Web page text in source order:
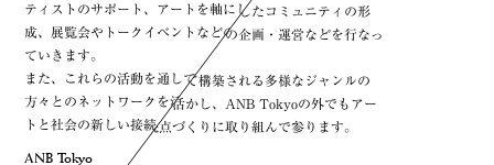
ティストのサポート、アートを軸にしたコミュニティの形
成、展覧会やトークイベントなどの企画・運営などを行なっ
ていきます。
また、これらの活動を通して構築される多様なジャンルの
方々とのネットワークを活かし、ANB Tokyoの外でもアー
トと社会の新しい接続点づくりに取り組んで参ります。
ANB Tokyo
ティストのサポート、アートを軸にしたコミュニティの形
成、展覧会やトークイベントなどの企画・運営などを行なっ
ていきます。
また、これらの活動を通して構築される多様なジャンルの
方々とのネットワークを活かし、ANB Tokyoの外でもアー
トと社会の新しい接続点づくりに取り組んで参ります。
ANB Tokyo